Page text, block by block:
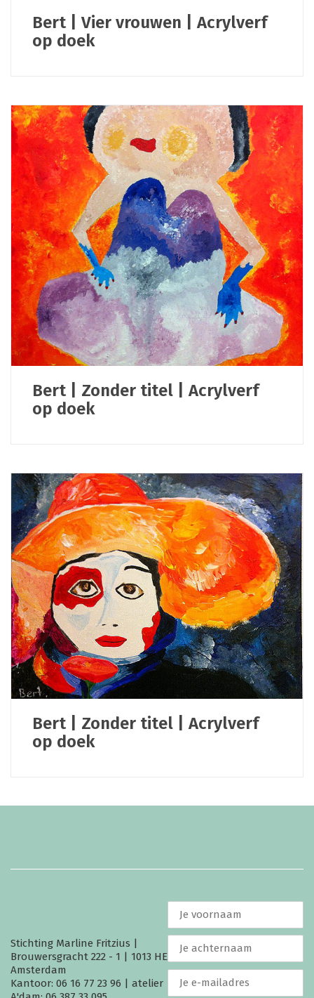
Bert | Vier vrouwen | Acrylverf
op doek
Bert | Zonder titel | Acrylverf
op doek
Bert | Zonder titel | Acrylverf
op doek
Stichting Marline Fritzius |
Brouwersgracht 222 - 1 | 1013 HE
Amsterdam
Kantoor: 06 16 77 23 96 | atelier